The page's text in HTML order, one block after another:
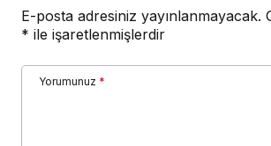
E-posta adresiniz yayınlanmayacak.
* ile işaretlenmişlerdir
Yorumunuz *